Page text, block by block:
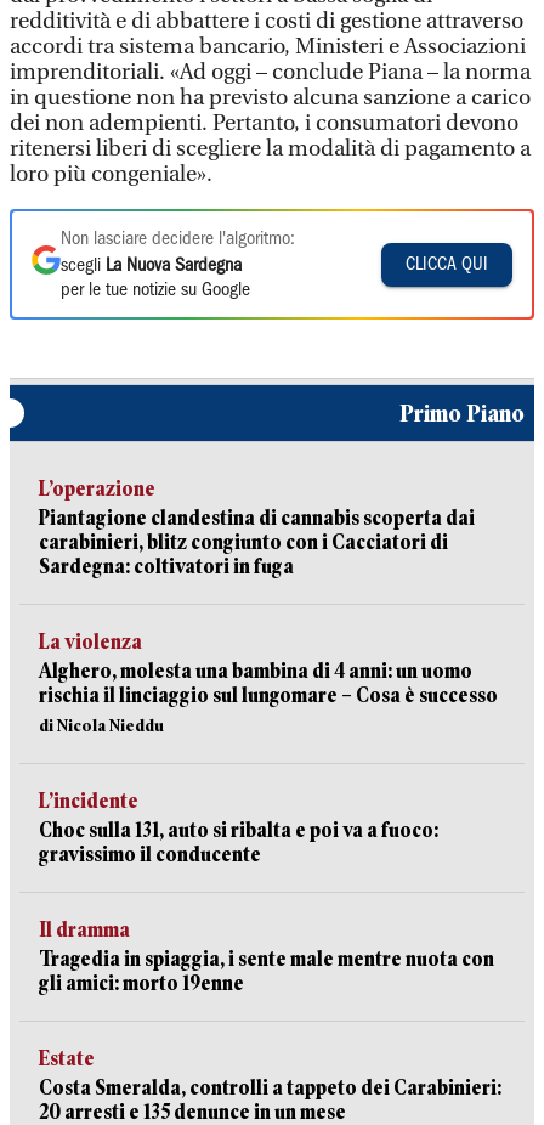
redditività e di abbattere i costi di gestione attraverso
accordi tra sistema bancario, Ministeri e Associazioni
imprenditoriali. «Ad oggi – conclude Piana – la norma
in questione non ha previsto alcuna sanzione a carico
dei non adempienti. Pertanto, i consumatori devono
ritenersi liberi di scegliere la modalità di pagamento a
loro più congeniale».
Non lasciare decidere l'algoritmo:
scegli La Nuova Sardegna
per le tue notizie su Google
CLICCA QUI
Primo Piano
L’operazione
Piantagione clandestina di cannabis scoperta dai
carabinieri, blitz congiunto con i Cacciatori di
Sardegna: coltivatori in fuga
La violenza
Alghero, molesta una bambina di 4 anni: un uomo
rischia il linciaggio sul lungomare – Cosa è successo
di Nicola Nieddu
L’incidente
Choc sulla 131, auto si ribalta e poi va a fuoco:
gravissimo il conducente
Il dramma
Tragedia in spiaggia, i sente male mentre nuota con
gli amici: morto 19enne
Estate
Costa Smeralda, controlli a tappeto dei Carabinieri:
20 arresti e 135 denunce in un mese